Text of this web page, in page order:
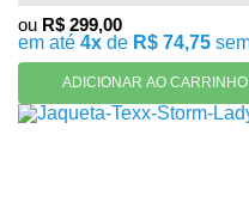
ou R$ 299,00
em até 4x de R$ 74,75
ADICIONAR AO CARRINHO